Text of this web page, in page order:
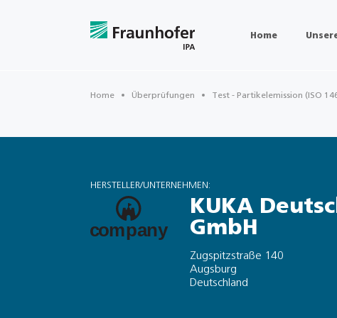
Home
Home Überprüfungen Test - Partikelemission (ISO
HERSTELLER/UNTERNEHMEN:
KUKA
GmbH
Zugspitzstraße 140
Augsburg
Deutschland